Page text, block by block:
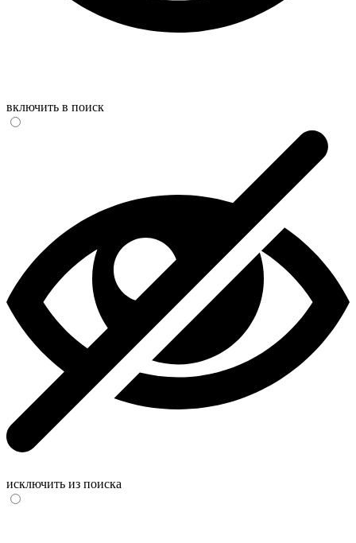
включить в поиск
исключить из поиска